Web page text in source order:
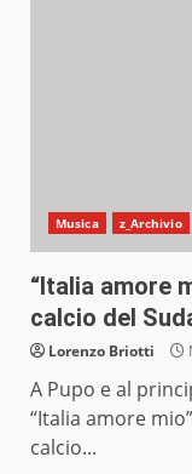
Musica z_Archivio
“Italia amore
calcio del
Lorenzo Briotti
A Pupo e al
“Italia amore
calcio...